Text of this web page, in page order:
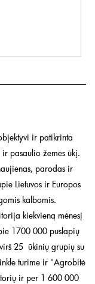
ir patikrinta
pasaulio žemės ūkį.
parodas ir
Lietuvos ir Europos
kalbomis.
kiekvieną mėnesį
1700 000 puslapių
25 ūkinių grupių su
turime ir "Agrobitė
ir per 1 600 000